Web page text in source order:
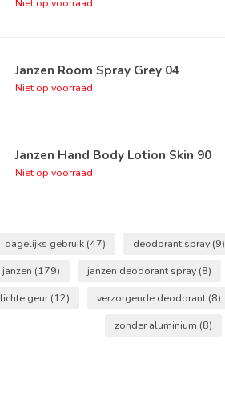
Niet op voorraad
Janzen Room Spray Grey 04
Niet op voorraad
Janzen Hand Body Lotion Skin 90
Niet op voorraad
dagelijks gebruik (47) deodorant spray (9)
janzen (179) janzen deodorant spray (8)
lichte geur(12) verzorgende deodorant (8)
zonder aluminium (8)